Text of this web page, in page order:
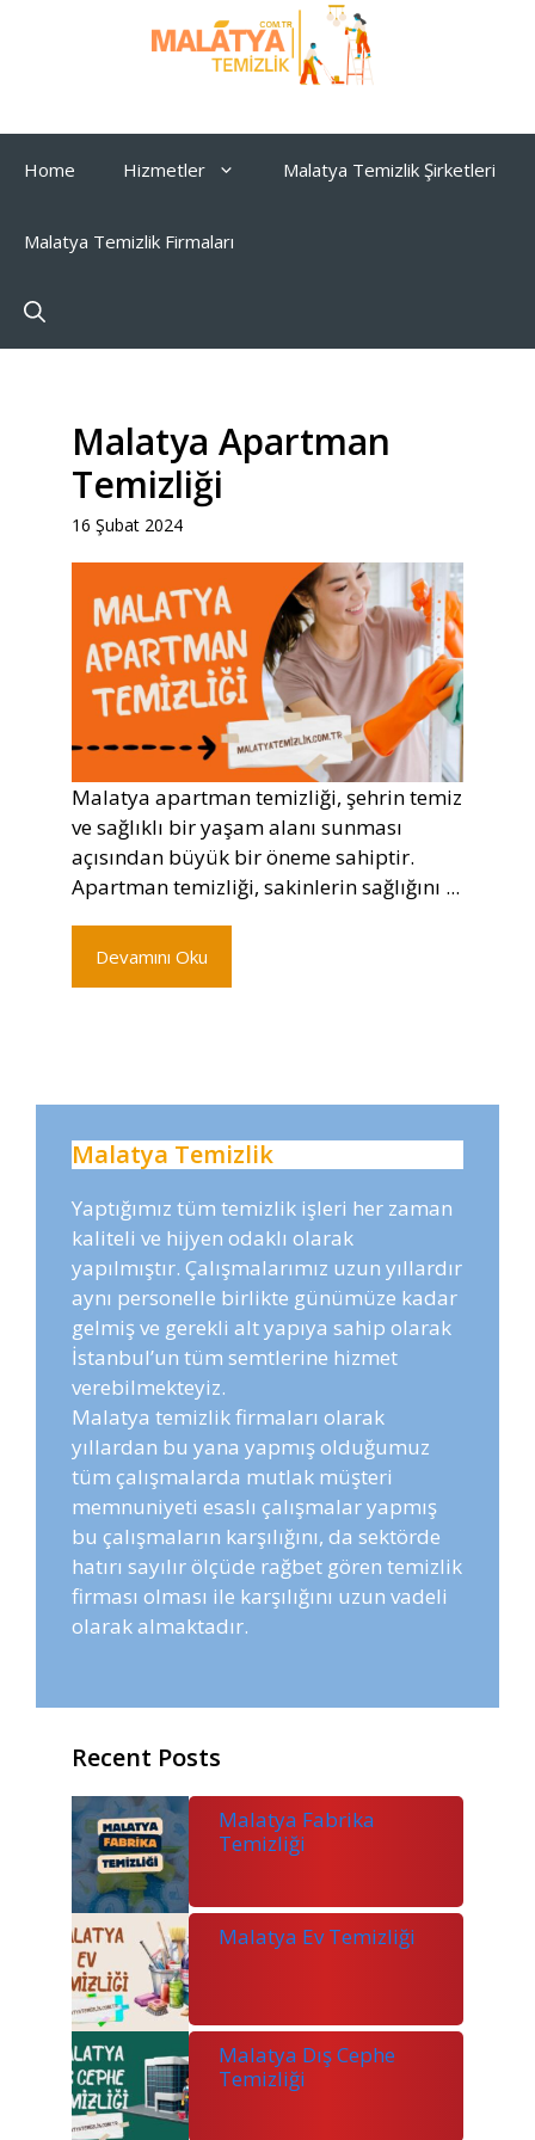
Home Hizmetler Malatya Temizlik Şirketleri
Malatya Temizlik Firmaları
Malatya Apartman
Temizliği
16 Şubat 2024
Malatya apartman temizliği, şehrin temiz
ve sağlıklı bir yaşam alanı sunması
açısından büyük bir öneme sahiptir.
Apartman temizliği, sakinlerin sağlığını ...
Devamını Oku
Malatya Temizlik
Yaptığımız tüm temizlik işleri her zaman
kaliteli ve hijyen odaklı olarak
yapılmıştır. Çalışmalarımız uzun yıllardır
aynı personelle birlikte günümüze kadar
gelmiş ve gerekli alt yapıya sahip olarak
İstanbul’un tüm semtlerine hizmet
verebilmekteyiz.
Malatya temizlik firmaları olarak
yıllardan bu yana yapmış olduğumuz
tüm çalışmalarda mutlak müşteri
memnuniyeti esaslı çalışmalar yapmış
bu çalışmaların karşılığını, da sektörde
hatırı sayılır ölçüde rağbet gören temizlik
firması olması ile karşılığını uzun vadeli
olarak almaktadır.
Recent Posts
Malatya Fabrika
Temizliği
Malatya Ev Temizliği
Malatya Dış Cephe
Temizliği